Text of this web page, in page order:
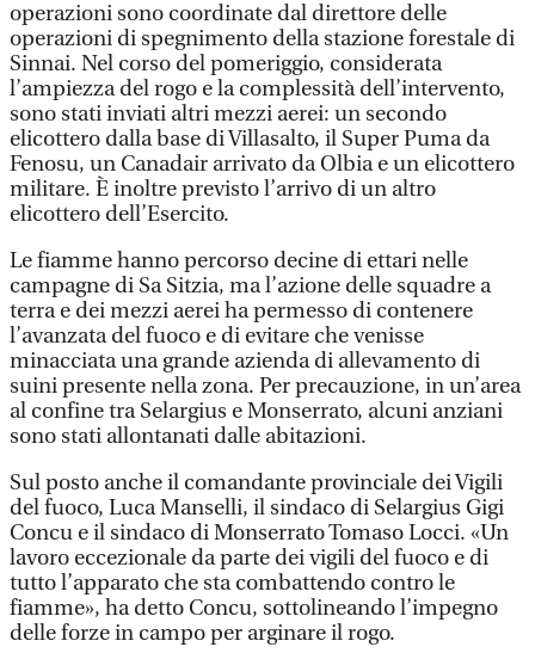
operazioni sono coordinate dal direttore delle
operazioni di spegnimento della stazione forestale di
Sinnai. Nel corso del pomeriggio, considerata
l’ampiezza del rogo e la complessità dell’intervento,
sono stati inviati altri mezzi aerei: un secondo
elicottero dalla base di Villasalto, il Super Puma da
Fenosu, un Canadair arrivato da Olbia e un elicottero
militare. È inoltre previsto l’arrivo di un altro
elicottero dell’Esercito.
Le fiamme hanno percorso decine di ettari nelle
campagne di Sa Sitzia, ma l’azione delle squadre a
terra e dei mezzi aerei ha permesso di contenere
l’avanzata del fuoco e di evitare che venisse
minacciata una grande azienda di allevamento di
suini presente nella zona. Per precauzione, in un’area
al confine tra Selargius e Monserrato, alcuni anziani
sono stati allontanati dalle abitazioni.
Sul posto anche il comandante provinciale dei Vigili
del fuoco, Luca Manselli, il sindaco di Selargius Gigi
Concu e il sindaco di Monserrato Tomaso Locci. «Un
lavoro eccezionale da parte dei vigili del fuoco e di
tutto l’apparato che sta combattendo contro le
fiamme», ha detto Concu, sottolineando l’impegno
delle forze in campo per arginare il rogo.